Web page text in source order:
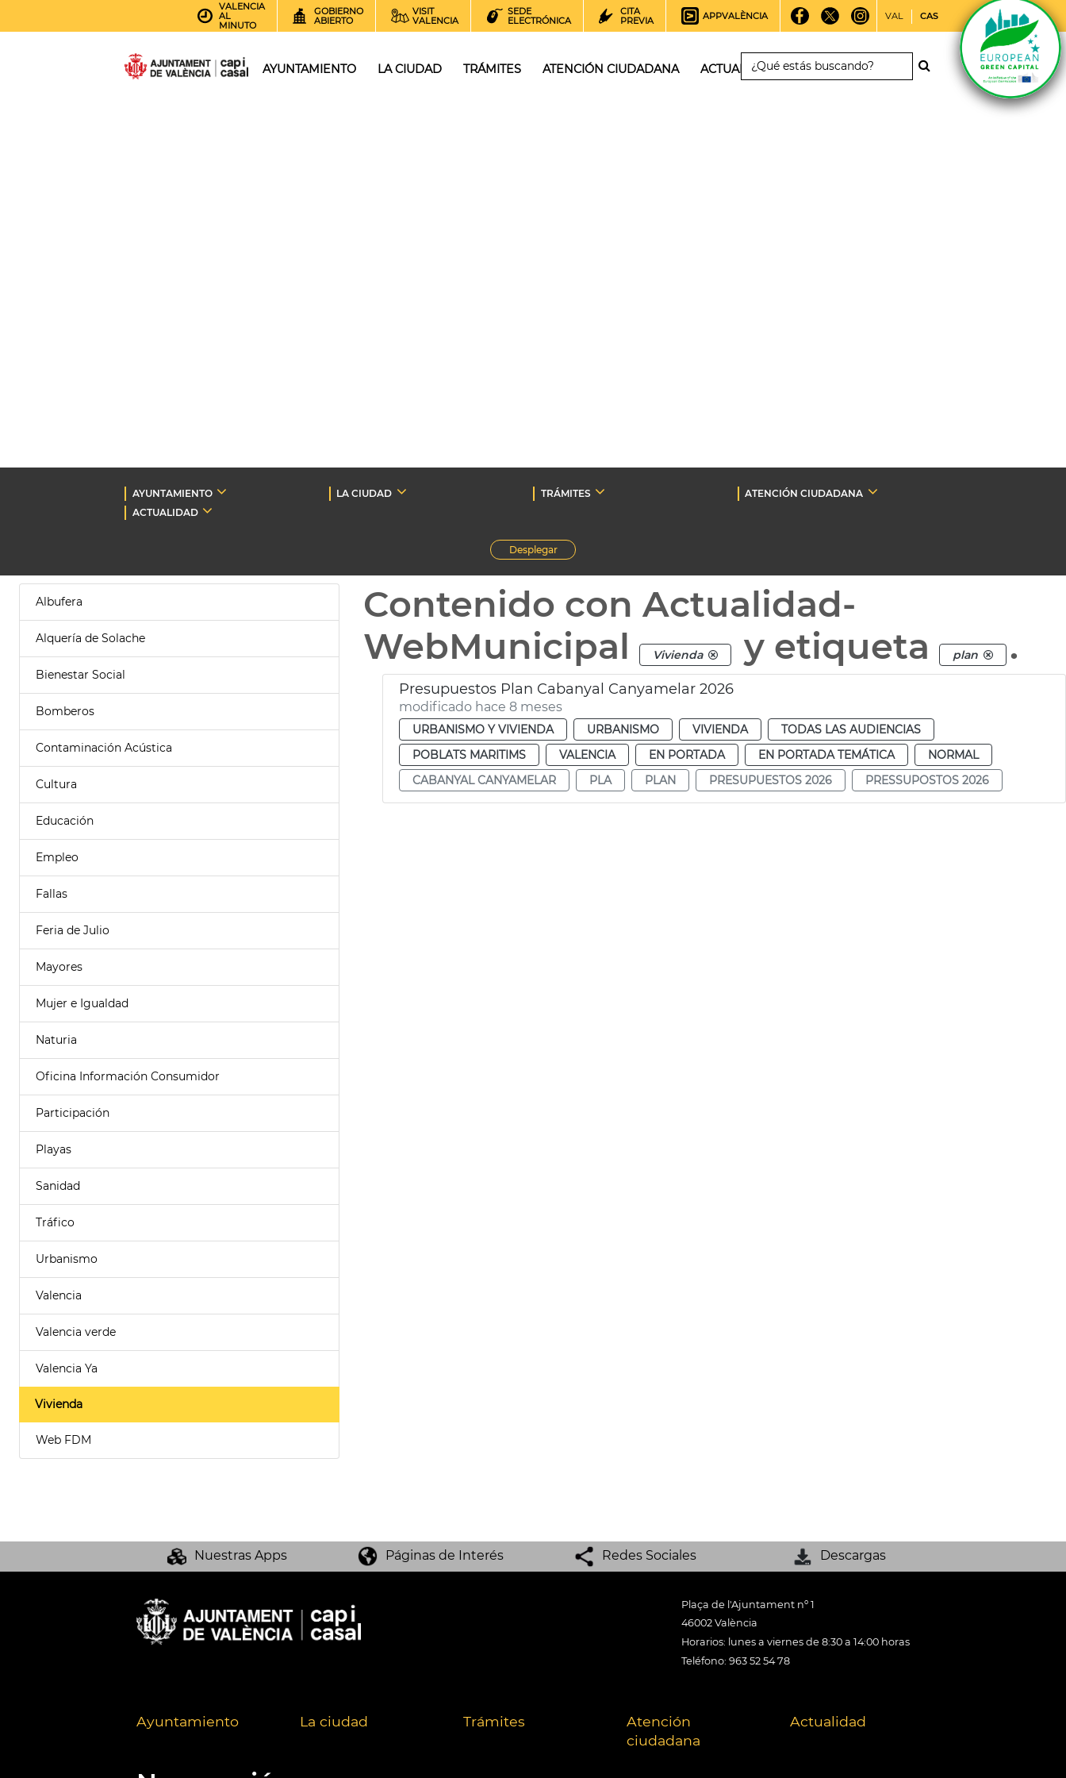
VALENCIA
AL
MINUTO
GOBIERNO
ABIERTO
VISIT
VALENCIA
SEDE
ELECTRÓNICA
CITA
PREVIA
APPVALÈNCIA VAL CAS
AYUNTAMIENTO LA CIUDAD TRÁMITES ATENCIÓN CIUDADANA ACTUALIDAD
AYUNTAMIENTO LA CIUDAD TRÁMITES
ATENCIÓN CIUDADANA
ACTUALIDAD
Desplegar
Albufera
Alquería de Solache
Bienestar Social
Bomberos
Contaminación Acústica
Cultura
Educación
Empleo
Fallas
Feria de Julio
Mayores
Mujer e Igualdad
Naturia
Oficina Información Consumidor
Participación
Playas
Sanidad
Tráfico
Urbanismo
Valencia
Valencia verde
Valencia Ya
Vivienda
Web FDM
Contenido con Actualidad-
WebMunicipal
Vivienda y etiqueta plan .
Presupuestos Plan Cabanyal Canyamelar 2026
modificado hace 8 meses
URBANISMO Y VIVIENDA URBANISMO VIVIENDA
TODAS LAS AUDIENCIAS
POBLATS MARITIMS
VALENCIA EN PORTADA EN PORTADA TEMÁTICA
NORMAL
CABANYAL CANYAMELAR
PLA PLAN PRESUPUESTOS 2026 PRESSUPOSTOS 2026
Nuestras Apps Páginas de Interés Redes Sociales Descargas
Plaça de l'Ajuntament nº 1
46002 València
Horarios: lunes a viernes de 8:30 a 14:00 horas
Teléfono: 963 52 54 78
Ayuntamiento La ciudad Trámites
Atención
ciudadana
Actualidad